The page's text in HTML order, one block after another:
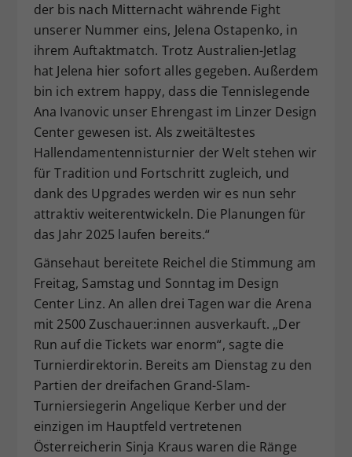
der bis nach Mitternacht währende Fight
unserer Nummer eins, Jelena Ostapenko, in
ihrem Auftaktmatch. Trotz Australien-Jetlag
hat Jelena hier sofort alles gegeben. Außerdem
bin ich extrem happy, dass die Tennislegende
Ana Ivanovic unser Ehrengast im Linzer Design
Center gewesen ist. Als zweitältestes
Hallendamentennisturnier der Welt stehen wir
für Tradition und Fortschritt zugleich, und
dank des Upgrades werden wir es nun sehr
attraktiv weiterentwickeln. Die Planungen für
das Jahr 2025 laufen bereits.“
Gänsehaut bereitete Reichel die Stimmung am
Freitag, Samstag und Sonntag im Design
Center Linz. An allen drei Tagen war die Arena
mit 2500 Zuschauer:innen ausverkauft. „Der
Run auf die Tickets war enorm“, sagte die
Turnierdirektorin. Bereits am Dienstag zu den
Partien der dreifachen Grand-Slam-
Turniersiegerin Angelique Kerber und der
einzigen im Hauptfeld vertretenen
Österreicherin Sinja Kraus waren die Ränge